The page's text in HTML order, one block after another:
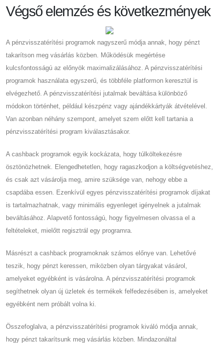
Végső elemzés és következmények
A pénzvisszatérítési programok nagyszerű módja annak, hogy pénzt
takarítson meg vásárlás közben. Működésük megértése
kulcsfontosságú az előnyök maximalizálásához. A pénzvisszatérítési
programok használata egyszerű, és többféle platformon keresztül is
elvégezhető. A pénzvisszatérítési jutalmak beváltása különböző
módokon történhet, például készpénz vagy ajándékkártyák átvételével.
Van azonban néhány szempont, amelyet szem előtt kell tartania a
pénzvisszatérítési program kiválasztásakor.
A cashback programok egyik kockázata, hogy túlköltekezésre
ösztönözhetnek. Elengedhetetlen, hogy ragaszkodjon a költségvetéshez,
és csak azt vásárolja meg, amire szüksége van, nehogy ebbe a
csapdába essen. Ezenkívül egyes pénzvisszatérítési programok díjakat
is tartalmazhatnak, vagy minimális egyenleget igényelnek a jutalmak
beváltásához. Alapvető fontosságú, hogy figyelmesen olvassa el a
feltételeket, mielőtt regisztrál egy programra.
Másrészt a cashback programoknak számos előnye van. Lehetővé
teszik, hogy pénzt keressen, miközben olyan tárgyakat vásárol,
amelyeket egyébként is vásárolna. A pénzvisszatérítési programok
segíthetnek olyan új üzletek és termékek felfedezésében is, amelyeket
egyébként nem próbált volna ki.
Összefoglalva, a pénzvisszatérítési programok kiváló módja annak,
hogy pénzt takarítsunk meg vásárlás közben. Mindazonáltal